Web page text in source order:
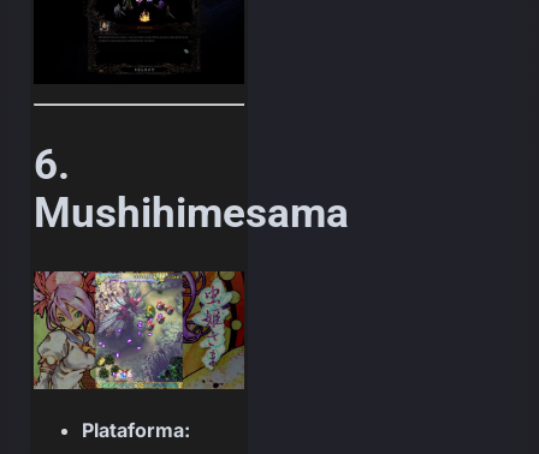
6.
Mushihimesama
Plataforma: